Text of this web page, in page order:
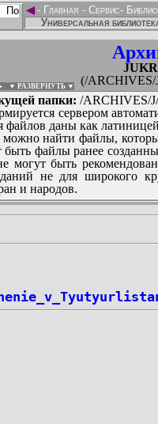
◄- Главная - Сервис-
Универсальная
(/ARCHIVES/
▼ РАЗВЕРНУТЬ ▼
папки: /ARCHIVES/
сервером
файлов даны как
найти файлы,
быть файлы ранее
могут быть
не для широкого
и народов.